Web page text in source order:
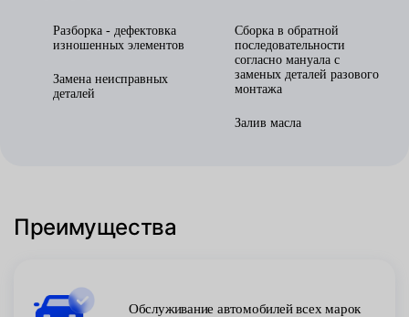
Разборка - дефектовка
изношенных элементов
Замена неисправных
деталей
Сборка в обратной
последовательности
согласно мануала с
заменых деталей разового
монтажа
Залив масла
Преимущества
Обслуживание автомобилей всех марок